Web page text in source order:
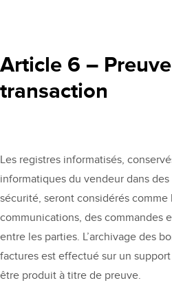
Article 6 –
transaction
Les registres informatisés,
informatiques du vendeur dans
sécurité, seront considérés comme
communications, des commandes
entre les parties. L’archivage des
factures est effectué sur un
être produit à titre de preuve.